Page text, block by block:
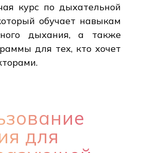
курс по дыхательной
обучает навыкам
дыхания, а также
для тех, кто хочет
для